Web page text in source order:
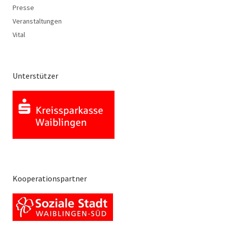
Presse
Veranstaltungen
Vital
Unterstützer
Kooperationspartner